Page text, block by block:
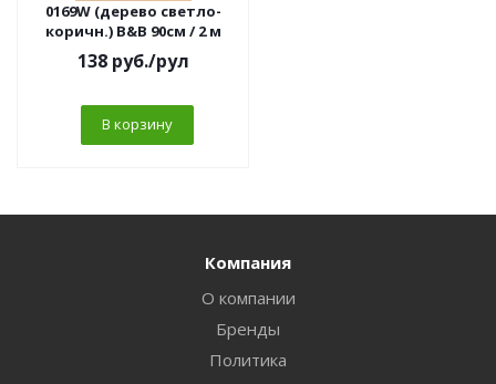
0169W (дерево светло-
коричн.) B&B 90см / 2 м
138 руб./рул
В корзину
Компания
О компании
Бренды
Политика